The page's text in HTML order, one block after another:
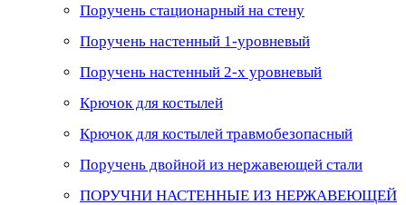
Поручень стационарный на стену
Поручень настенный 1-уровневый
Поручень настенный 2-х уровневый
Крючок для костылей
Крючок для костылей травмобезопасный
Поручень двойной из нержавеющей стали
ПОРУЧНИ НАСТЕННЫЕ ИЗ НЕРЖАВЕЮЩЕЙ